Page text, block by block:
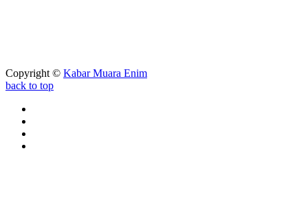
Copyright © Kabar Muara Enim
back to top